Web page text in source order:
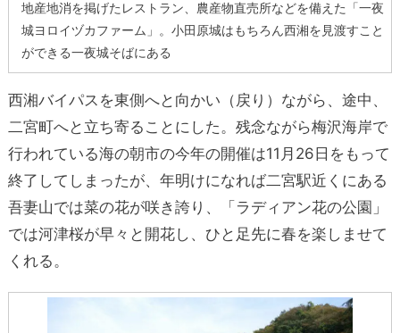
地産地消を掲げたレストラン、農産物直売所などを備えた「一夜
城ヨロイヅカファーム」。小田原城はもちろん西湘を見渡すこと
ができる一夜城そばにある
西湘バイパスを東側へと向かい（戻り）ながら、途中、
二宮町へと立ち寄ることにした。残念ながら梅沢海岸で
行われている海の朝市の今年の開催は11月26日をもって
終了してしまったが、年明けになれば二宮駅近くにある
吾妻山では菜の花が咲き誇り、「ラディアン花の公園」
では河津桜が早々と開花し、ひと足先に春を楽しませて
くれる。